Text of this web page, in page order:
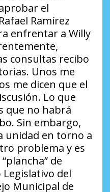
el
Ramírez
enfrentar a Willy
consultas recibo
Unos me
me dicen que el
Lo que
que no habrá
Sin embargo,
unidad en torno a
problema y es
de
Legislativo del
Municipal de